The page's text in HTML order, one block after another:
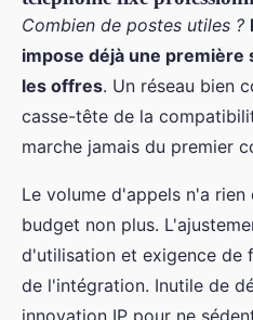
Combien de postes utiles ?
impose déjà une
les offres. Un réseau bien
casse-tête de la
marche jamais du premier
Le volume d'appels n'a
budget non plus.
d'utilisation et exigence de
de l'intégration. Inutile de